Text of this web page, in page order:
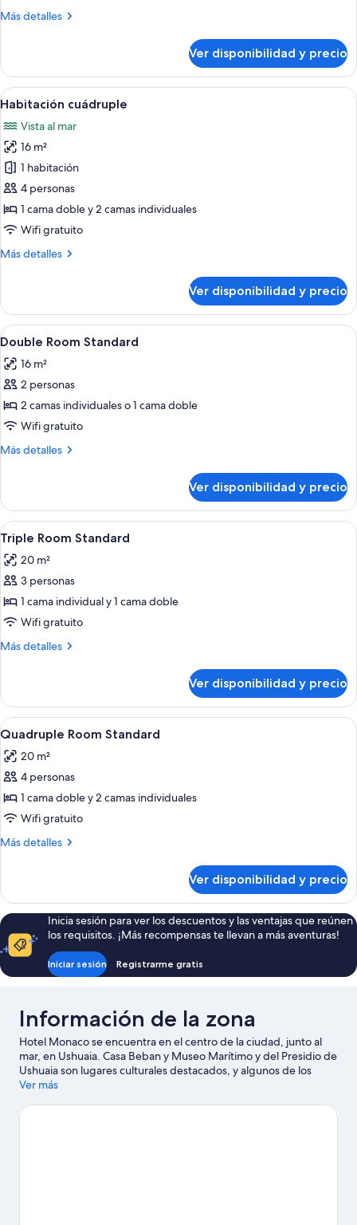
Más detalles
Más
triple
Ver disponibilidad y precio
Ver
todas
las
fotos
de
Habitación
cuádruple
Una habitación con dos camas, una
13
Habitación cuádruple
Vista al mar
16 m²
1 habitación
4 personas
1 cama doble y 2 camas individuales
Wifi gratuito
Más detalles
Más
cuádruple
Ver disponibilidad y precio
Ver
todas
las
fotos
de
Double
Room
Escritorio, cunas gratuitas, camas
14
Double Room Standard
16 m²
2 personas
2 camas individuales o 1 cama doble
Wifi gratuito
Más detalles
Más
Room
Standard
Ver disponibilidad y precio
Ver
todas
las
fotos
de
Triple
Room
Escritorio, cunas gratuitas, camas
11
Triple Room Standard
20 m²
3 personas
1 cama individual y 1 cama doble
Wifi gratuito
Más detalles
Más
Room
Standard
Ver disponibilidad y precio
Ver
todas
las
fotos
de
Quadruple
Room
Escritorio, cunas gratuitas, camas
17
Quadruple Room Standard
20 m²
4 personas
1 cama doble y 2 camas individuales
Wifi gratuito
Más detalles
Más
Room
Standard
Ver disponibilidad y precio
Inicia sesión para ver los descuentos y las ventajas que reúnen
los requisitos. ¡Más recompensas te llevan a más aventuras!
Iniciar sesión Registrarme gratis
Información de la zona
Hotel Monaco se encuentra en el centro de la ciudad, junto al
mar, en Ushuaia. Casa Beban y Museo Marítimo y del Presidio de
Ushuaia son lugares culturales destacados, y algunos de los
puntos de interés más importantes del área incluyen
darte una vuelta por Monumento conmemorativo del General
Ver más